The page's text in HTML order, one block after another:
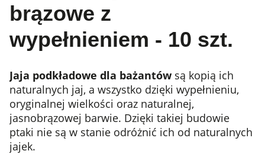
brązowe z
wypełnieniem - 10 szt.
Jaja podkładowe dla bażantów są kopią ich
naturalnych jaj, a wszystko dzięki wypełnieniu,
oryginalnej wielkości oraz naturalnej,
jasnobrązowej barwie. Dzięki takiej budowie
ptaki nie są w stanie odróżnić ich od naturalnych
jajek.